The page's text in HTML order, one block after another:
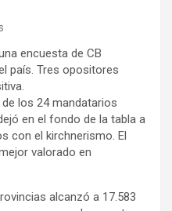
encuesta de CB
país. Tres opositores
los 24 mandatarios
en el fondo de la tabla a
con el kirchnerismo. El
valorado en
alcanzó a 17.583